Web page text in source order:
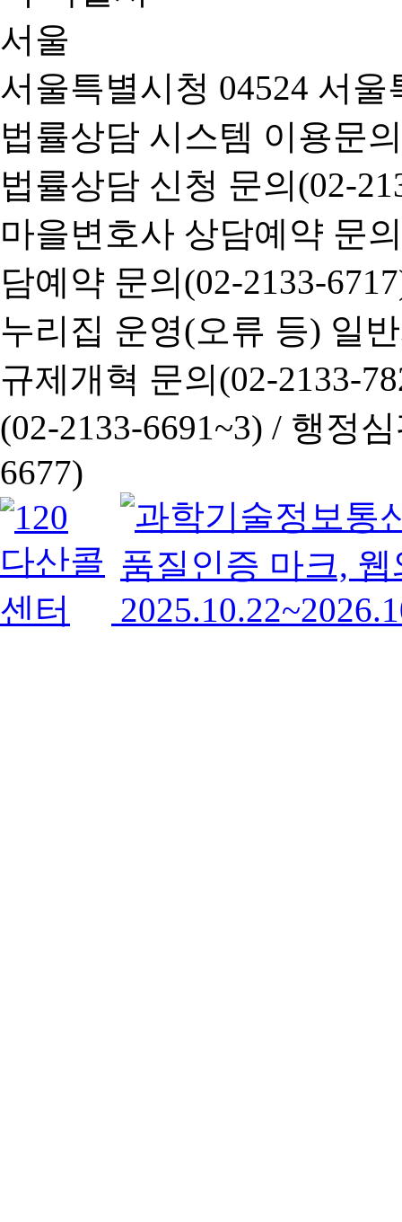
서울특별시청 04524 서
법률상담 시스템 이용문
법률상담 신청 문의(02-
마을변호사 상담예약 문
담예약 문의(02-2133-
누리집 운영(오류 등) 일
규제개혁 문의(02-2133-
(02-2133-6691~3) / 행정심
6677)